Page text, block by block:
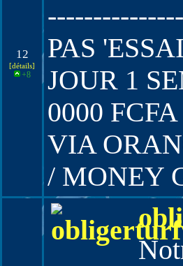
12
[détails]
+8
PAS
JOUR 1
0000
VIA
/ MONEY